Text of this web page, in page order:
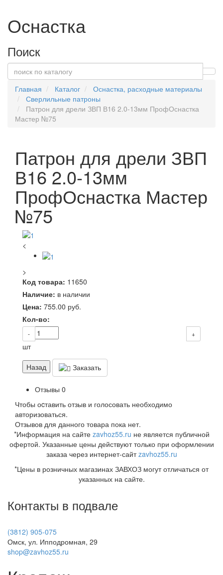
Оснастка
Поиск
Главная Каталог
Оснастка, расходные материалы
Сверлильные патроны
Патрон для дрели ЗВП В16 2.0-13мм ПрофОснастка
Мастер №75
Патрон для дрели ЗВП
В16 2.0-13мм
ПрофОснастка Мастер
№75
<
>
Код товара: 11650
Наличие: в наличии
Цена: 755.00 руб.
Кол-во:
- +
шт
Назад Заказать
Отзывы 0
Чтобы оcтавить отзыв и голосовать необходимо
авторизоваться.
Отзывов для данного товара пока нет.
*Информация на сайте zavhoz55.ru не является публичной
офертой. Указанные цены действуют только при оформлении
заказа через интернет-сайтzavhoz55.ru
*Цены в розничных магазинах ЗАВХОЗ могут отличаться от
указанных на сайте.
Контакты в подвале
(3812) 905-075
Омск, ул. Ипподромная, 29
shop@zavhoz55.ru